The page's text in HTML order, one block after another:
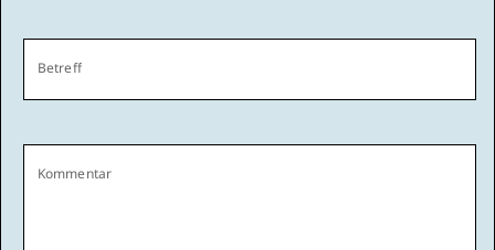
Betreff
Kommentar